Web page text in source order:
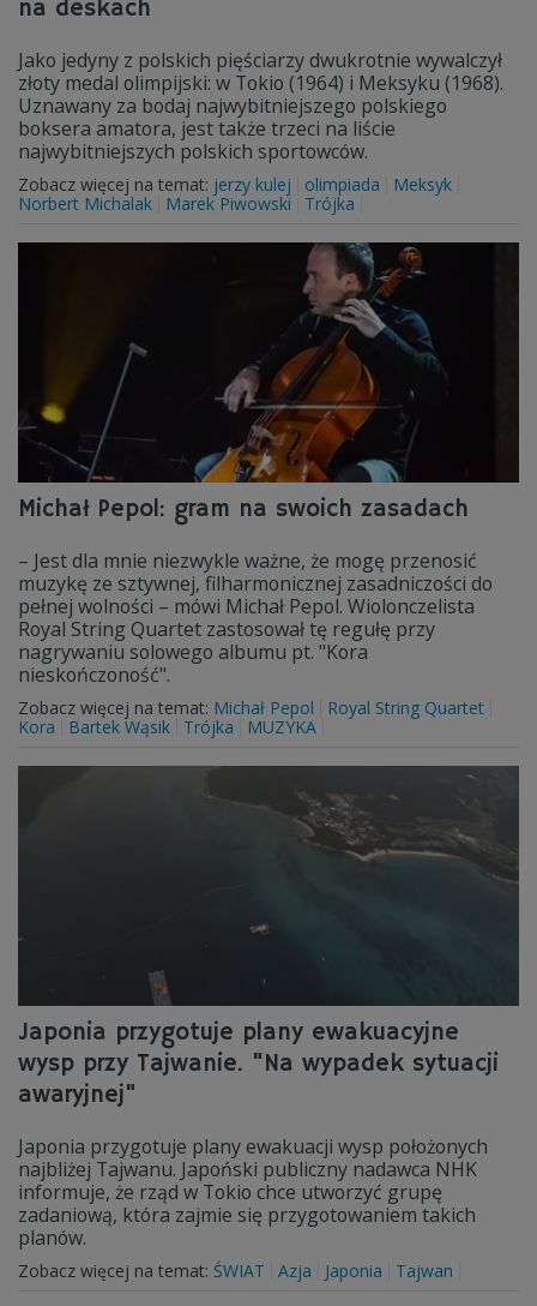
na deskach
Jako jedyny z polskich pięściarzy dwukrotnie wywalczył
złoty medal olimpijski: w Tokio (1964) i Meksyku (1968).
Uznawany za bodaj najwybitniejszego polskiego
boksera amatora, jest także trzeci na liście
najwybitniejszych polskich sportowców.
Zobacz więcej na temat: jerzy kulej olimpiada
Meksyk
Norbert Michalak
Marek Piwowski Trójka
Michał Pepol: gram na swoich zasadach
– Jest dla mnie niezwykle ważne, że mogę przenosić
muzykę ze sztywnej, filharmonicznej zasadniczości do
pełnej wolności – mówi Michał Pepol. Wiolonczelista
Royal String Quartet zastosował tę regułę przy
nagrywaniu solowego albumu pt. "Kora
nieskończoność".
Zobacz więcej na temat: Michał Pepol
Royal String Quartet
Kora
Bartek Wąsik Trójka MUZYKA
Japonia przygotuje plany ewakuacyjne
wysp przy Tajwanie. "Na wypadek sytuacji
awaryjnej"
Japonia przygotuje plany ewakuacji wysp położonych
najbliżej Tajwanu. Japoński publiczny nadawca NHK
informuje, że rząd w Tokio chce utworzyć grupę
zadaniową, która zajmie się przygotowaniem takich
planów.
Zobacz więcej na temat: ŚWIAT Azja Japonia Tajwan